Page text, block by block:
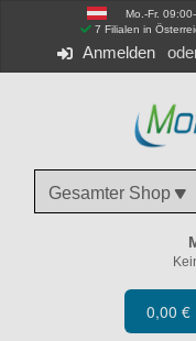
Mo.-Fr.
7 Filialen in
Anmelden
Gesamter Shop
0,00 €